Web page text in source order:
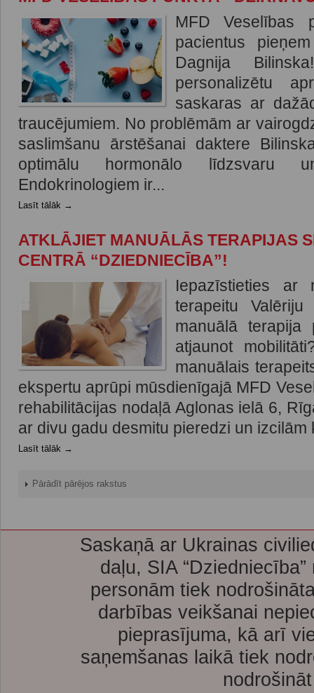
MFD Veselības
pacientus
Dagnija
personalizētu
saskaras ar
traucējumiem. No problēmām ar
saslimšanu ārstēšanai daktere
optimālu hormonālo līdzsvaru
Endokrinologiem ir...
Lasīt tālāk →
ATKLĀJIET MANUĀLĀS TERAPIJAS
CENTRĀ “DZIEDNIECĪBA”!
Iepazīstieties ar
terapeitu
manuālā
atjaunot
manuālais
ekspertu aprūpi mūsdienīgajā MFD
rehabilitācijas nodaļā Aglonas ielā 6,
ar divu gadu desmitu pieredzi un izcilām
Lasīt tālāk →
Pārādīt pārējos rakstus
Saskaņā ar Ukrainas
daļu, SIA
personām tiek
darbības veikšanai
pieprasījuma, kā arī
saņemšanas laikā tiek